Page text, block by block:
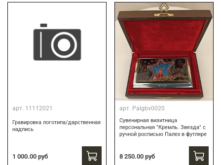
арт. 11112021
Гравировка логотипа/дарственная
надпись
1 000.00 руб
арт. Palgbv0020
Сувенирная визитница
персональная "Кремль. Звезда" с
ручной росписью Палех в футляре
8 250.00 руб